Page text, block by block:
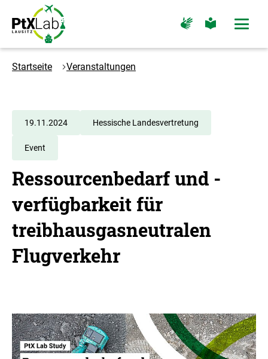
Hauptinhalt
springen
Hauptnavigation
springen
Logo
PtXLab
Startseite
Zur
Seite
Zur
Seite
Menü
Startseite Veranstaltungen
19.11.2024 Hessische Landesvertretung
Event
Ressourcenbedarf und -
verfügbarkeit für
treibhausgasneutralen
Flugverkehr